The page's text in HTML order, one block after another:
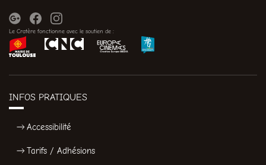
Le Cratère fonctionne avec le soutien de :
INFOS PRATIQUES
Accessibilité
Tarifs / Adhésions